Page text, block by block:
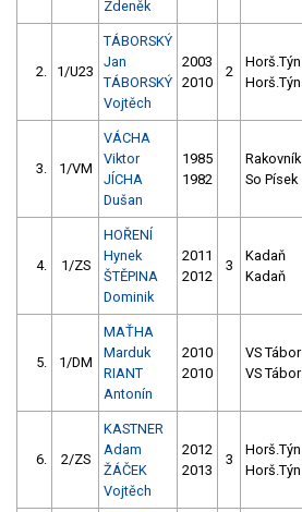
Zdeněk
2. 1/U23
TÁBORSKÝ
Jan
TÁBORSKÝ
Vojtěch
2003
2010
2
Horš.Týn
Horš.Týn
3. 1/VM
VÁCHA
Viktor
JÍCHA
Dušan
1985
1982
Rakovník
So Písek
4. 1/ZS
HOŘENÍ
Hynek
ŠTĚPINA
Dominik
2011
2012
3
Kadaň
Kadaň
5. 1/DM
MAŤHA
Marduk
RIANT
Antonín
2010
2010
VS Tábor
VS Tábor
6. 2/ZS
KASTNER
Adam
ŽÁČEK
Vojtěch
2012
2013
3
Horš.Týn
Horš.Týn